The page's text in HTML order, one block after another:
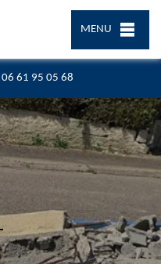
06 61 95 05 68
MENU